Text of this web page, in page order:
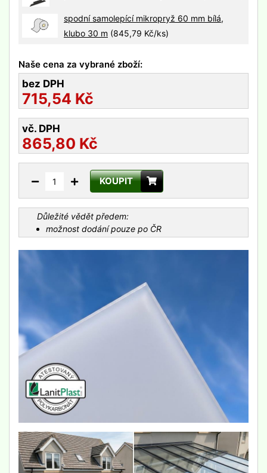
spodní samolepící mikropryž 60 mm bílá,
klubo 30 m (845,79 Kč/ks)
Naše cena za vybrané zboží:
bez DPH
715,54 Kč
vč. DPH
865,80 Kč
KOUPIT
Důležité vědět předem:
možnost dodání pouze po ČR